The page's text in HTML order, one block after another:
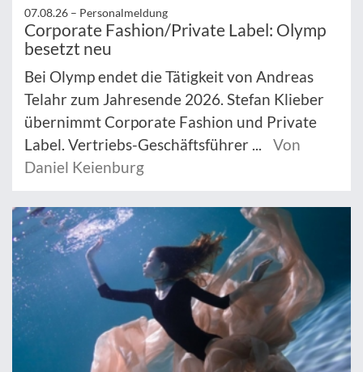
07.08.26 – Personalmeldung
Corporate Fashion/Private Label: Olymp
besetzt neu
Bei Olymp endet die Tätigkeit von Andreas
Telahr zum Jahresende 2026. Stefan Klieber
übernimmt Corporate Fashion und Private
Label. Vertriebs-Geschäftsführer ...
Von
Daniel Keienburg